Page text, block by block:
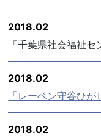
2018.02
「千葉県社会福祉
2018.02
「レーベン守谷ひが
2018.02